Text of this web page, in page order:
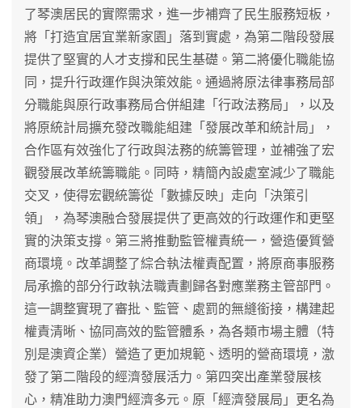
了琴澳居民的實際需求，進一步補齊了民生服務短板，
將「打造宜居宜業新家園」落到實處，為第二階段發展
提供了堅實的人才支撐和民生基礎。第二將優化職能協
同，提升行政運作與決策效能。通過將原法律事務局部
分職能與原行政事務局合併組建「行政法務局」，以及
將原統計局擴充發改職能組建「發展改革和統計局」，
合作區有效強化了行政與法務的統籌管理，並補強了宏
觀發展改革統籌職能。同時，精簡內設處室減少了職能
交叉，使得宏觀統籌從「數據反映」走向「決策引
領」，為琴澳融合發展提供了更高效的行政運作和更堅
實的決策支撐。第三將推動監管權責統一，營造優質營
商環境。改革調整了綜合執法權責配置，將原商事服務
局承擔的部分行政執法職責劃歸各對應業務主管部門。
這一調整實現了審批、監管、處罰的無縫銜接，構建起
權責清晰、協同高效的監管體系，為各類市場主體（特
別是澳資企業）營造了更加規範、透明的營商環境，激
發了第二階段的經濟發展活力。第四突出產業發展核
心，精准助力澳門經濟多元。原「經濟發展局」更名為